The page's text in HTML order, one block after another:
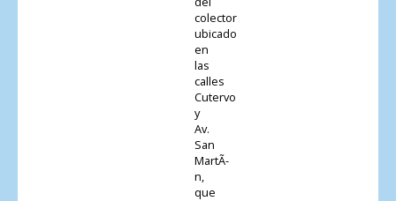
colector
ubicado
en
las
calles
Cutervo
y
Av.
San
MartÃ­
n,
que